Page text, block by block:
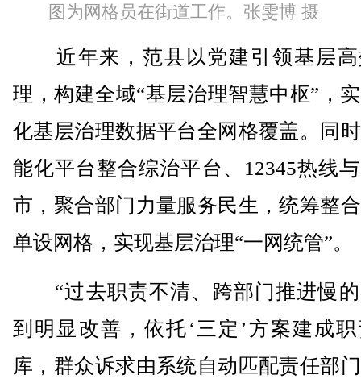
图为网格员在街道工作。张雯博 摄
近年来，范县以党建引领基层高
理，构建全域“基层治理智慧中枢”，
化基层治理数据平台全网格覆盖。同
能化平台整合综治平台、12345热线
市，聚合部门力量服务民生，统筹整
单设网格，实现基层治理“一网统管”。
“过去职责不清、跨部门推进慢的
到明显改善，依托‘三定’方案建成
库，群众诉求由系统自动匹配责任部